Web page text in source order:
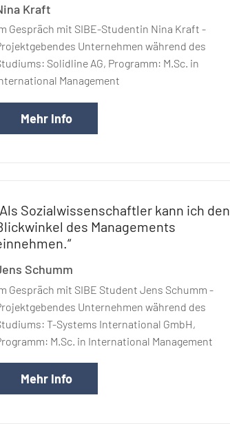
Kraft
Gespräch mit SIBE-Studentin Nina Kraft -
Unternehmen während des
Solidline AG, Programm: M.Sc. in
Management
Mehr Info
Sozialwissenschaftler kann ich den
des Managements
Schumm
Gespräch mit SIBE Student Jens Schumm -
Unternehmen während des
T-Systems International GmbH,
M.Sc. in International Management
Mehr Info